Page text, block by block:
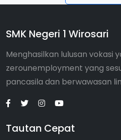
SMK Negeri 1 Wirosari
Menghasilkan lulusan vokasi
zerounemployment yang
pancasila dan berwawasan
Tautan Cepat